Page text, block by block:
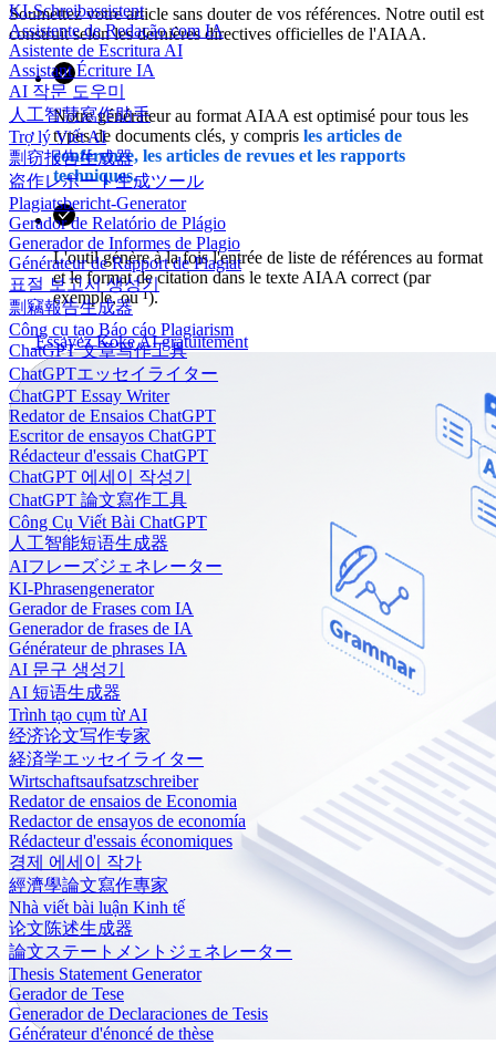
KI-Schreibassistent
Assistente de Redação com IA
Asistente de Escritura AI
Assistant Écriture IA
AI 작문 도우미
人工智慧寫作助手
Trợ lý Viết AI
剽窃报告生成器
盗作レポート生成ツール
Plagiatsbericht-Generator
Gerador de Relatório de Plágio
Generador de Informes de Plagio
Générateur de Rapport de Plagiat
표절 보고서 생성기
剽竊報告生成器
Công cụ tạo Báo cáo Plagiarism
ChatGPT 文章写作工具
ChatGPTエッセイライター
ChatGPT Essay Writer
Redator de Ensaios ChatGPT
Escritor de ensayos ChatGPT
Rédacteur d'essais ChatGPT
ChatGPT 에세이 작성기
ChatGPT 論文寫作工具
Công Cụ Viết Bài ChatGPT
人工智能短语生成器
AIフレーズジェネレーター
KI-Phrasengenerator
Gerador de Frases com IA
Generador de frases de IA
Générateur de phrases IA
AI 문구 생성기
AI 短语生成器
Trình tạo cụm từ AI
经济论文写作专家
経済学エッセイライター
Wirtschaftsaufsatzschreiber
Redator de ensaios de Economia
Redactor de ensayos de economía
Rédacteur d'essais économiques
경제 에세이 작가
經濟學論文寫作專家
Nhà viết bài luận Kinh tế
论文陈述生成器
論文ステートメントジェネレーター
Thesis Statement Generator
Gerador de Tese
Generador de Declaraciones de Tesis
Générateur d'énoncé de thèse
Soumettez votre article sans douter de vos références. Notre outil est
construit selon les dernières directives officielles de l'AIAA.
Notre générateur au format AIAA est optimisé pour tous les
types de documents clés, y compris les articles de
conférence, les articles de revues et les rapports
techniques.
L'outil génère à la fois l'entrée de liste de références au format
et le format de citation dans le texte AIAA correct (par
exemple, ou ¹).
Essayez Koke AI gratuitement